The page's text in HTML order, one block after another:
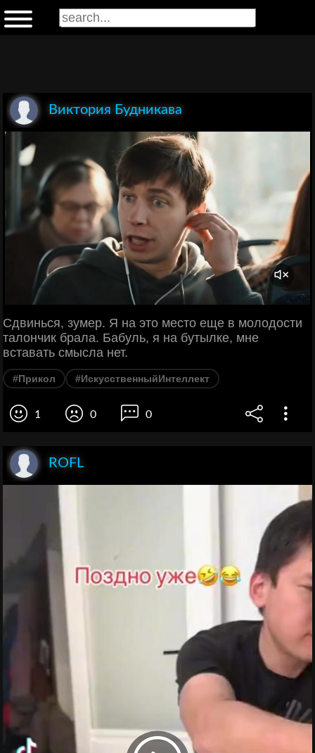
Виктория Будникава
Сдвинься, зумер. Я на это место еще в молодости
талончик брала. Бабуль, я на бутылке, мне
вставать смысла нет.
#Прикол #ИскусственныйИнтеллект
1 0 0
ROFL